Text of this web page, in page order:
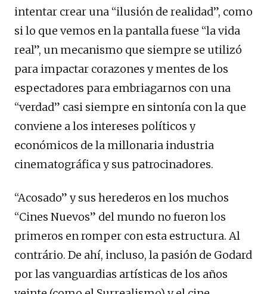
intentar crear una “ilusión de realidad”, como
si lo que vemos en la pantalla fuese “la vida
real”, un mecanismo que siempre se utilizó
para impactar corazones y mentes de los
espectadores para embriagarnos con una
“verdad” casi siempre en sintonía con la que
conviene a los intereses políticos y
económicos de la millonaria industria
cinematográfica y sus patrocinadores.
“Acosado” y sus herederos en los muchos
“Cines Nuevos” del mundo no fueron los
primeros en romper con esta estructura. Al
contrário. De ahí, incluso, la pasión de Godard
por las vanguardias artísticas de los años